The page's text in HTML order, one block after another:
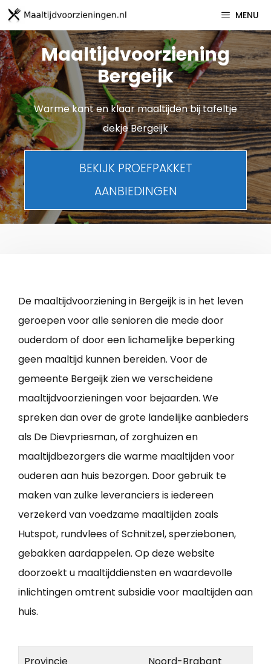
Spring
naar
inhoud
MENU
Maaltijdvoorziening
Bergeijk
Warme kant en klaar maaltijden bij tafeltje
dekje Bergeijk
BEKIJK PROEFPAKKET
AANBIEDINGEN
De maaltijdvoorziening in Bergeijk is in het leven
geroepen voor alle senioren die mede door
ouderdom of door een lichamelijke beperking
geen maaltijd kunnen bereiden. Voor de
gemeente Bergeijk zien we verscheidene
maaltijdvoorzieningen voor bejaarden. We
spreken dan over de grote landelijke aanbieders
als De Dievpriesman, of zorghuizen en
maaltijdbezorgers die warme maaltijden voor
ouderen aan huis bezorgen. Door gebruik te
maken van zulke leveranciers is iedereen
verzekerd van voedzame maaltijden zoals
Hutspot, rundvlees of Schnitzel, sperziebonen,
gebakken aardappelen. Op deze website
doorzoekt u maaltijddiensten en waardevolle
inlichtingen omtrent subsidie voor maaltijden aan
huis.
Provincie Noord-Brabant